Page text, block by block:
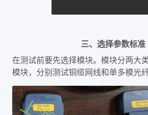
三、选择参数标准
在测试前要先选择模块。模块分两大
模块，分别测试铜缆网线和单多模光纤